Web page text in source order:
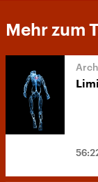
Mehr zum